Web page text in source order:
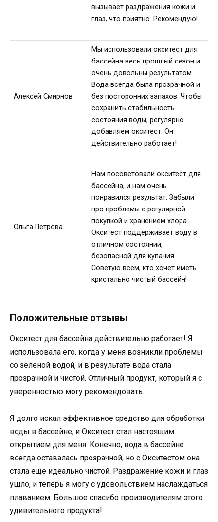
вызывает раздражения кожи и
глаз, что приятно. Рекомендую!
Алексей Смирнов
Мы использовали окситест для
бассейна весь прошлый сезон и
очень довольны результатом.
Вода всегда была прозрачной и
без посторонних запахов. Чтобы
сохранить стабильность
состояния воды, регулярно
добавляем окситест. Он
действительно работает!
Ольга Петрова
Нам посоветовали окситест для
бассейна, и нам очень
понравился результат. Забыли
про проблемы с регулярной
покупкой и хранением хлора.
Окситест поддерживает воду в
отличном состоянии,
безопасной для купания.
Советую всем, кто хочет иметь
кристально чистый бассейн!
Положительные отзывы
Окситест для бассейна действительно работает! Я
использовала его, когда у меня возникли проблемы
со зеленой водой, и в результате вода стала
прозрачной и чистой. Отличный продукт, который я с
уверенностью могу рекомендовать.
Я долго искал эффективное средство для обработки
воды в бассейне, и Окситест стал настоящим
открытием для меня. Конечно, вода в бассейне
всегда оставалась прозрачной, но с Окситестом она
стала еще идеально чистой. Раздражение кожи и глаз
ушло, и теперь я могу с удовольствием наслаждаться
плаванием. Большое спасибо производителям этого
удивительного продукта!